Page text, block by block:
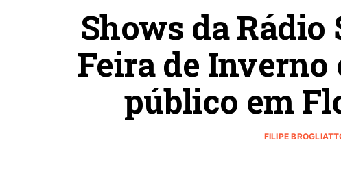
Shows da
Feira de Inverno
público em
FILIPE